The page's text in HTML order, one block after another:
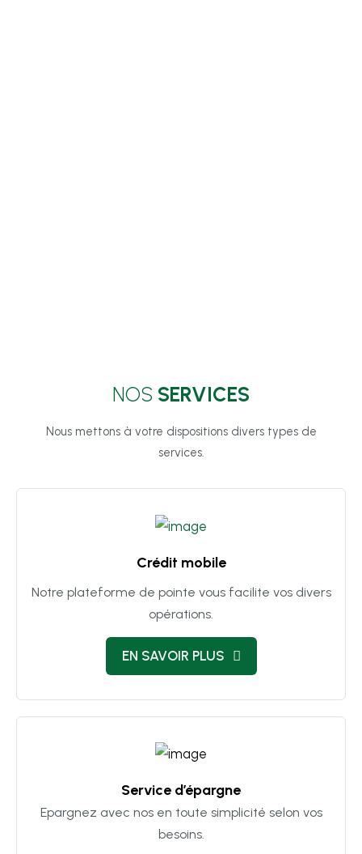
NOS SERVICES
Nous mettons à votre dispositions divers types de
services.
Crédit mobile
Notre plateforme de pointe vous facilite vos divers
opérations.
EN SAVOIR PLUS
Service d’épargne
Epargnez avec nos en toute simplicité selon vos
besoins.